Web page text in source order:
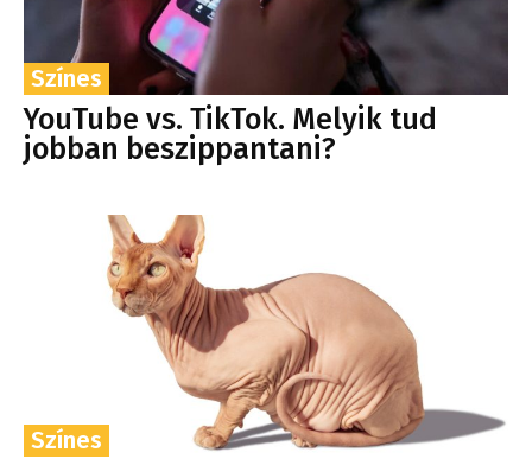
Színes
YouTube vs. TikTok. Melyik tud
jobban beszippantani?
Színes